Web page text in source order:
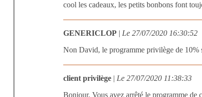
cool les cadeaux, les petits bonbons font
GENERICLOP | Le 27/07/2020 16:30:52
Non David, le programme privilège de 10%
client privilège | Le 27/07/2020 11:38:33
Bonjour, Vous avez arrêté le programme